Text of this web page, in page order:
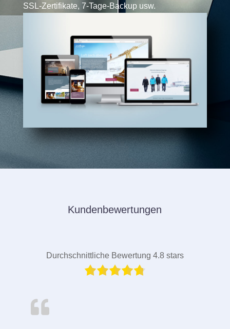
SSL-Zertifikate, 7-Tage-Backup usw.
Kundenbewertungen
Durchschnittliche Bewertung 4.8 stars